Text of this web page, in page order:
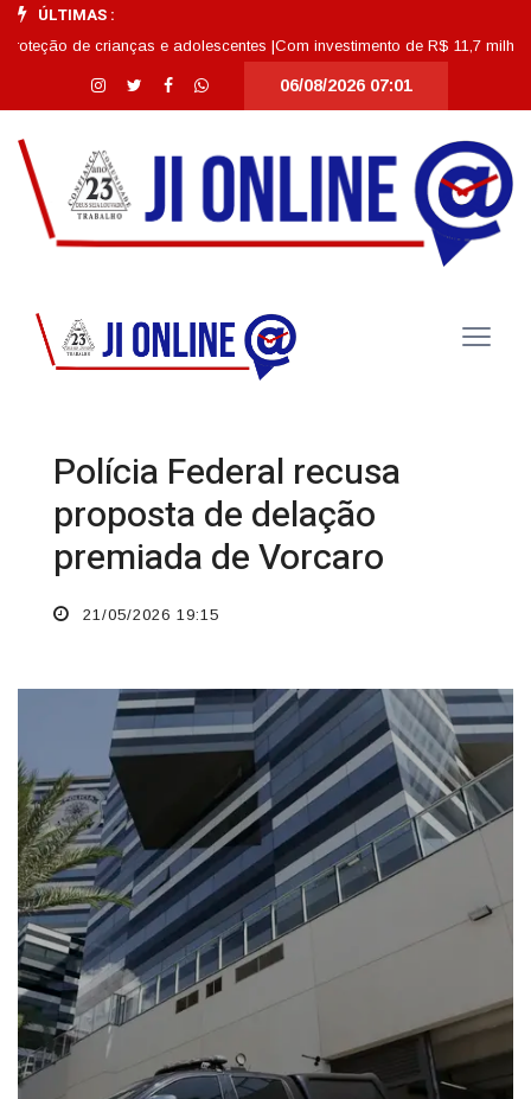
ÚLTIMAS :
de crianças e adolescentes |Com investimento de R$ 11,7 milhões,
06/08/2026 07:01
Polícia Federal recusa
proposta de delação
premiada de Vorcaro
21/05/2026 19:15